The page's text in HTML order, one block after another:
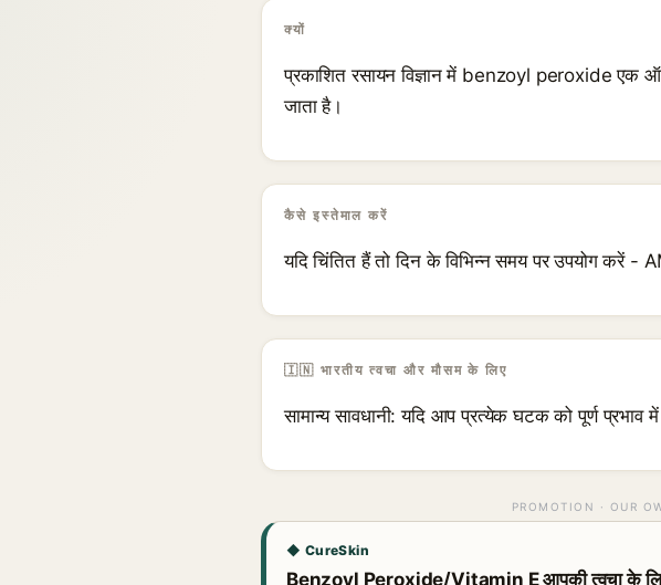
क्यों
प्रकाशित रसायन विज्ञान में benzoyl peroxide एक
जाता है।
कैसे इस्तेमाल करें
यदि चिंतित हैं तो दिन के विभिन्न समय पर उपयोग
🇮🇳 भारतीय त्वचा और मौसम के लिए
सामान्य सावधानी: यदि आप प्रत्येक घटक को पूर्ण
PROMOTION · OUR
◆ CureSkin
Benzoyl Peroxide/Vitamin E आपकी त्वचा के